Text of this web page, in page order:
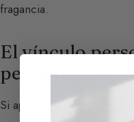
fragancia.
El vínculo
perfume
Si apreciamos una